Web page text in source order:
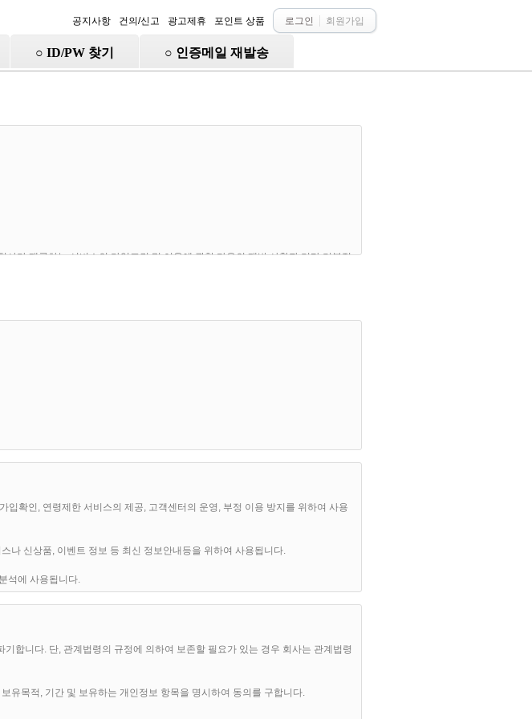
로그인 회원가입
공지사항 건의/신고 광고제휴 포인트 상품
○ ID/PW 찾기 ○ 인증메일 재발송
사가 제공하는 서비스의 가입조건 및 이용에 관한 다음의 제반 사항과 기타 기본적
용안내, 관계법령 및 서비스별 안내의 취지에 따라 적용할 수 있습니다.
밀번호를 부여 받은 자를 말합니다.
확인, 연령제한 서비스의 제공, 고객센터의 운영, 부정 이용 방지를 위하여 사용
나 신상품, 이벤트 정보 등 최신 정보안내등을 위하여 사용됩니다.
석에 사용됩니다.
합니다. 단, 관계법령의 규정에 의하여 보존할 필요가 있는 경우 회사는 관계법령
유목적, 기간 및 보유하는 개인정보 항목을 명시하여 동의를 구합니다.